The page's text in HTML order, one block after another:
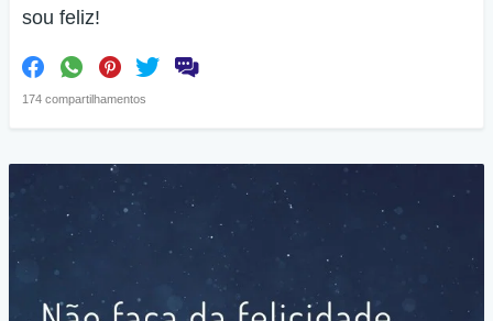
sou feliz!
174 compartilhamentos